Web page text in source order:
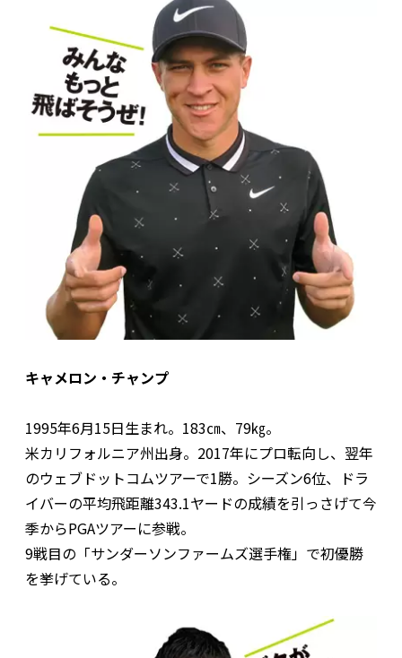
キャメロン・チャンプ
1995年6月15日生まれ。183㎝、79㎏。
米カリフォルニア州出身。2017年にプロ転向し、翌年
のウェブドットコムツアーで1勝。シーズン6位、ドラ
イバーの平均飛距離343.1ヤードの成績を引っさげて今
季からPGAツアーに参戦。
9戦目の「サンダーソンファームズ選手権」で初優勝
を挙げている。